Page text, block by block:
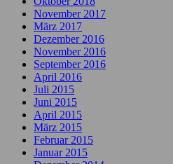
November 2017
März 2017
Dezember 2016
November 2016
September 2016
April 2016
Juli 2015
Juni 2015
April 2015
März 2015
Februar 2015
Januar 2015